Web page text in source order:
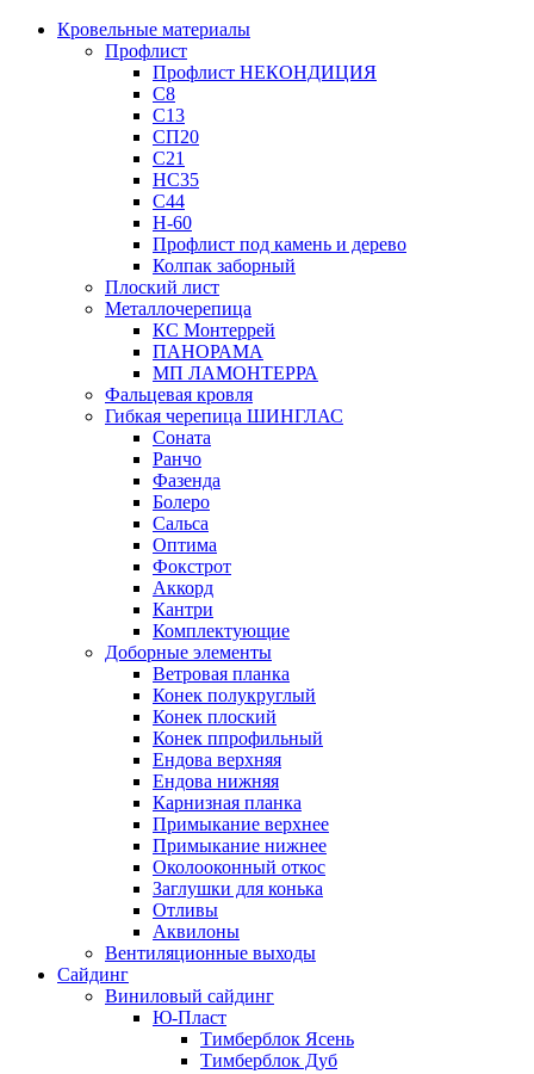
Кровельные материалы
Профлист
Профлист НЕКОНДИЦИЯ
С8
С13
СП20
С21
НС35
С44
Н-60
Профлист под камень и дерево
Колпак заборный
Плоский лист
Металлочерепица
КС Монтеррей
ПАНОРАМА
МП ЛАМОНТЕРРА
Фальцевая кровля
Гибкая черепица ШИНГЛАС
Соната
Ранчо
Фазенда
Болеро
Сальса
Оптима
Фокстрот
Аккорд
Кантри
Комплектующие
Доборные элементы
Ветровая планка
Конек полукруглый
Конек плоский
Конек ппрофильный
Ендова верхняя
Ендова нижняя
Карнизная планка
Примыкание верхнее
Примыкание нижнее
Околооконный откос
Заглушки для конька
Отливы
Аквилоны
Вентиляционные выходы
Сайдинг
Виниловый сайдинг
Ю-Пласт
Тимберблок Ясень
Тимберблок Дуб